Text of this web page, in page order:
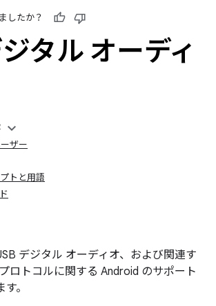
したか？
タル オーディ
ザー
トと用語
デジタル オーディオ、および関連す
ロトコルに関する Android のサポート
。